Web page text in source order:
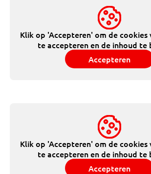
Klik op 'Accepteren' om de cookies
te accepteren en de inhoud te
Accepteren
Klik op 'Accepteren' om de cookies
te accepteren en de inhoud te
Accepteren